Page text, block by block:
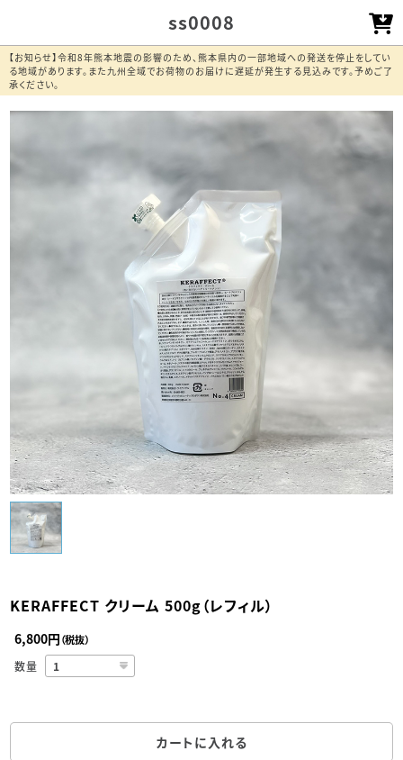
ss0008
【お知らせ】令和8年熊本地震の影響のため、熊本県内の一部地域への発送を停止をしてい
る地域があります。また九州全域でお荷物のお届けに遅延が発生する見込みです。予めご了
承ください。
KERAFFECT クリーム 500g（レフィル）
6,800円（税抜）
数量
カートに入れる